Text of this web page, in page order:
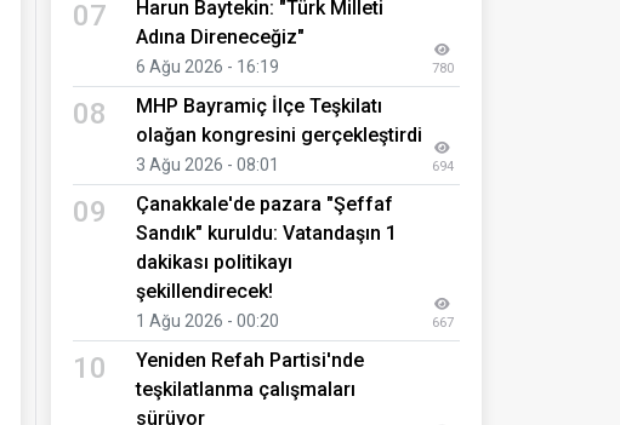
07
Harun Baytekin: "Türk Milleti
Adına Direneceğiz"
6 Ağu 2026 - 16:19 780
08
MHP Bayramiç İlçe Teşkilatı
olağan kongresini gerçekleştirdi
3 Ağu 2026 - 08:01 694
09
Çanakkale'de pazara "Şeffaf
Sandık" kuruldu: Vatandaşın 1
dakikası politikayı
şekillendirecek!
1 Ağu 2026 - 00:20 667
10
Yeniden Refah Partisi'nde
teşkilatlanma çalışmaları
sürüyor